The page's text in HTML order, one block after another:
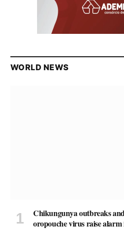
WORLD NEWS
Chikungunya outbreaks
oropouche virus raise